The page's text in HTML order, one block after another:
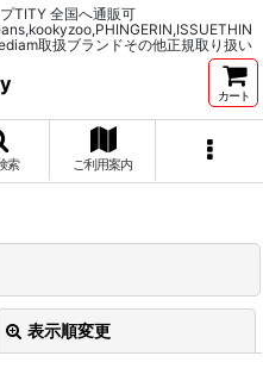
TITY 全国へ通販可
取扱ブランドその他正規取り扱い
カート
索 ご利用案内
表示順変更